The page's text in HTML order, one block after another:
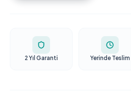
2 Yıl Garanti Yerinde Teslim